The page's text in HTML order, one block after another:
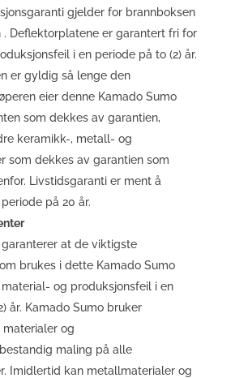
gjelder for brannboksen
. Deflektorplatene er garantert fri for
i en periode på to (2) år.
er gyldig så lenge den
eier denne Kamado Sumo
som dekkes av garantien,
keramikk-, metall- og
som dekkes av garantien som
Livstidsgaranti er ment å
på 20 år.
garanterer at de viktigste
brukes i dette Kamado Sumo
og produksjonsfeil i en
år. Kamado Sumo bruker
og
maling på alle
Imidlertid kan metallmaterialer og